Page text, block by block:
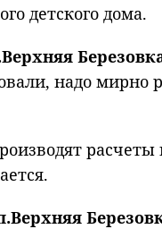
детского дома.
надо мирно
расчеты